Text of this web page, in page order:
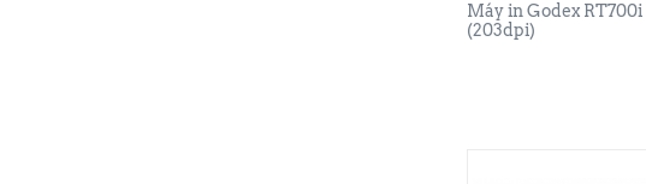
Máy in Godex RT700i
(203dpi)